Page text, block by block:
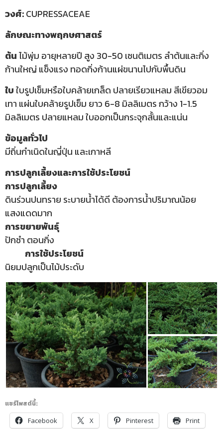
วงศ์:CUPRESSACEAE
ลักษณะทางพฤกษศาสตร์
ต้นไม้พุ่ม อายุหลายปี สูง 30-50 เซนติเมตร ลำต้นและกิ่ง
ก้านใหญ่ แข็งแรง ทอดกิ่งก้านแผ่ขนานไปกับพื้นดิน
ใบใบรูปเข็มหรือใบคล้ายเกล็ด ปลายเรียวแหลม สีเขียวอม
เทา แผ่นใบคล้ายรูปเข็ม ยาว 6-8 มิลลิเมตร กว้าง 1-1.5
มิลลิเมตร ปลายแหลม ใบออกเป็นกระจุกสั้นและแน่น
ข้อมูลทั่วไป
มีถิ่นกำเนิดในญี่ปุ่น และเกาหลี
การปลูกเลี้ยงและการใช้ประโยชน์
การปลูกเลี้ยง
ดินร่วนปนทราย ระบายน้ำได้ดี ต้องการน้ำปริมาณน้อย
แสงแดดมาก
การขยายพันธุ์
ปักชำ ตอนกิ่ง
การใช้ประโยชน์
นิยมปลูกเป็นไม้ประดับ
แชร์โพสต์นี้:
Facebook
X Pinterest Print